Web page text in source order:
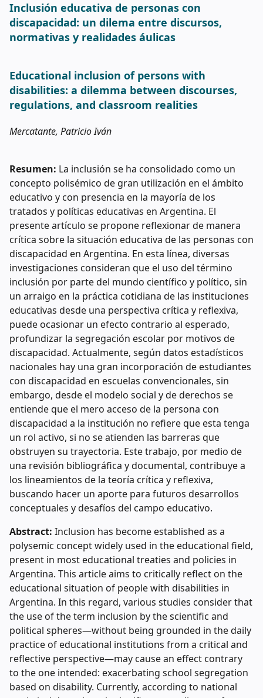
Inclusión educativa de personas con
discapacidad: un dilema entre discursos,
normativas y realidades áulicas
Educational inclusion of persons with
disabilities: a dilemma between discourses,
regulations, and classroom realities
Mercatante, Patricio Iván
Resumen: La inclusión se ha consolidado como un
concepto polisémico de gran utilización en el ámbito
educativo y con presencia en la mayoría de los
tratados y políticas educativas en Argentina. El
presente artículo se propone reflexionar de manera
crítica sobre la situación educativa de las personas con
discapacidad en Argentina. En esta línea, diversas
investigaciones consideran que el uso del término
inclusión por parte del mundo científico y político, sin
un arraigo en la práctica cotidiana de las instituciones
educativas desde una perspectiva crítica y reflexiva,
puede ocasionar un efecto contrario al esperado,
profundizar la segregación escolar por motivos de
discapacidad. Actualmente, según datos estadísticos
nacionales hay una gran incorporación de estudiantes
con discapacidad en escuelas convencionales, sin
embargo, desde el modelo social y de derechos se
entiende que el mero acceso de la persona con
discapacidad a la institución no refiere que esta tenga
un rol activo, si no se atienden las barreras que
obstruyen su trayectoria. Este trabajo, por medio de
una revisión bibliográfica y documental, contribuye a
los lineamientos de la teoría crítica y reflexiva,
buscando hacer un aporte para futuros desarrollos
conceptuales y desafíos del campo educativo.
Abstract: Inclusion has become established as a
polysemic concept widely used in the educational field,
present in most educational treaties and policies in
Argentina. This article aims to critically reflect on the
educational situation of people with disabilities in
Argentina. In this regard, various studies consider that
the use of the term inclusion by the scientific and
political spheres—without being grounded in the daily
practice of educational institutions from a critical and
reflective perspective—may cause an effect contrary
to the one intended: exacerbating school segregation
based on disability. Currently, according to national